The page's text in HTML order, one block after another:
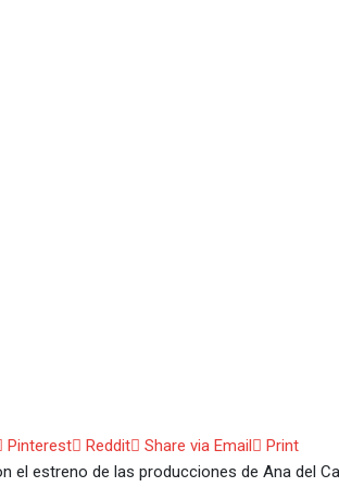
Pinterest Reddit Share via Email
Print
el estreno de las producciones de Ana del